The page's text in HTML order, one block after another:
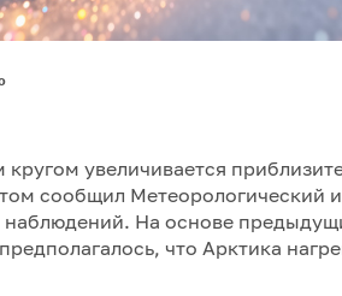
увеличивается
сообщил Метеорологический
наблюдений. На основе
что Арктика